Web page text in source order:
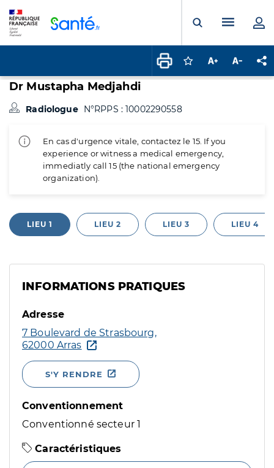
Ouvrir laMenu
Connectez-vous
Augmenter la
Dr Mustapha Medjahdi
Radiologue N°RPPS : 10002290558
En cas d'urgence vitale, contactez le 15. If you
experience or witness a medical emergency,
immediatly call 15 (the national emergency
organization).
LIEU 1 LIEU 2 LIEU 3 LIEU 4
INFORMATIONS PRATIQUES
Adresse
7 Boulevard de Strasbourg,
62000 Arras
S'Y RENDRE
Conventionnement
Conventionné secteur 1
Caractéristiques